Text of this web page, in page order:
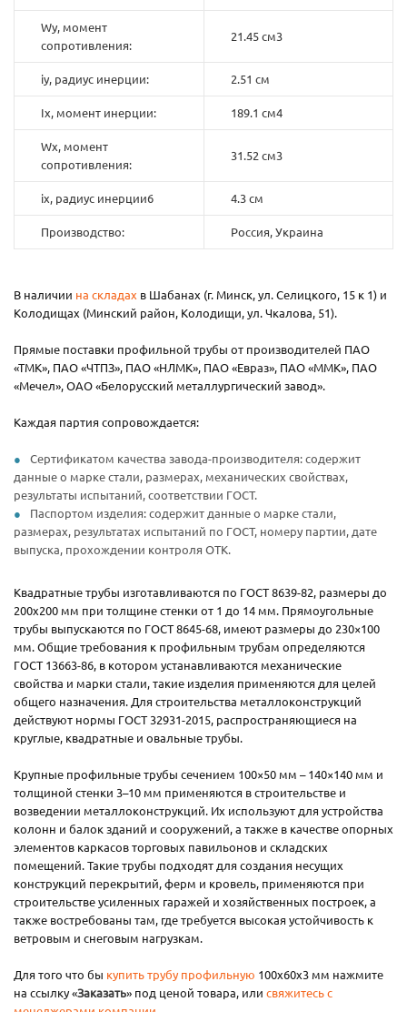
Wy, момент
сопротивления:
21.45 см3
iy, радиус инерции: 2.51 см
Ix, момент инерции: 189.1 см4
Wx, момент
сопротивления:
31.52 см3
ix, радиус инерции6 4.3 см
Производство: Россия, Украина
В наличии на складах в Шабанах (г. Минск, ул. Селицкого, 15 к 1) и
Колодищах (Минский район, Колодищи, ул. Чкалова, 51).
Прямые поставки профильной трубы от производителей ПАО
«ТМК», ПАО «ЧТПЗ», ПАО «НЛМК», ПАО «Евраз», ПАО «ММК», ПАО
«Мечел», ОАО «Белорусский металлургический завод».
Каждая партия сопровождается:
Сертификатом качества завода-производителя: содержит
данные о марке стали, размерах, механических свойствах,
результаты испытаний, соответствии ГОСТ.
Паспортом изделия: содержит данные о марке стали,
размерах, результатах испытаний по ГОСТ, номеру партии, дате
выпуска, прохождении контроля ОТК.
Квадратные трубы изготавливаются по ГОСТ 8639-82, размеры до
200х200 мм при толщине стенки от 1 до 14 мм. Прямоугольные
трубы выпускаются по ГОСТ 8645-68, имеют размеры до 230×100
мм. Общие требования к профильным трубам определяются
ГОСТ 13663-86, в котором устанавливаются механические
свойства и марки стали, такие изделия применяются для целей
общего назначения. Для строительства металлоконструкций
действуют нормы ГОСТ 32931-2015, распространяющиеся на
круглые, квадратные и овальные трубы.
Крупные профильные трубы сечением 100×50 мм – 140×140 мм и
толщиной стенки 3–10 мм применяются в строительстве и
возведении металлоконструкций. Их используют для устройства
колонн и балок зданий и сооружений, а также в качестве опорных
элементов каркасов торговых павильонов и складских
помещений. Такие трубы подходят для создания несущих
конструкций перекрытий, ферм и кровель, применяются при
строительстве усиленных гаражей и хозяйственных построек, а
также востребованы там, где требуется высокая устойчивость к
ветровым и снеговым нагрузкам.
Для того что бы купить трубу профильную 100х60х3 мм нажмите
на ссылку «Заказать» под ценой товара, или свяжитесь с